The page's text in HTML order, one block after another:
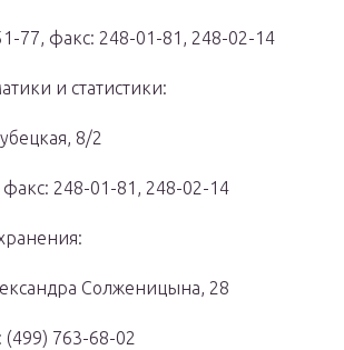
77, факс: 248-01-81, 248-02-14
и статистики:
8/2
248-01-81, 248-02-14
Солженицына, 28
763-68-02